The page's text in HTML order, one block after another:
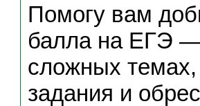
Помогу вам
балла на ЕГЭ —
сложных темах,
задания и